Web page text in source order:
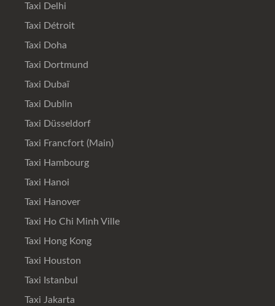
Taxi Delhi
Taxi Détroit
Taxi Doha
Taxi Dortmund
Taxi Dubaï
Taxi Dublin
Taxi Düsseldorf
Taxi Francfort (Main)
Taxi Hambourg
Taxi Hanoi
Taxi Hanover
Taxi Ho Chi Minh Ville
Taxi Hong Kong
Taxi Houston
Taxi Istanbul
Taxi Jakarta